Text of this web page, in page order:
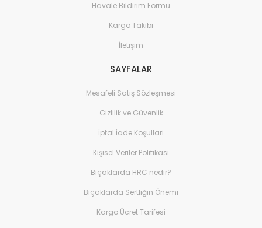
Havale Bildirim Formu
Kargo Takibi
İletişim
SAYFALAR
Mesafeli Satış Sözleşmesi
Gizlilik ve Güvenlik
İptal İade Koşullari
Kişisel Veriler Politikası
Bıçaklarda HRC nedir?
Bıçaklarda Sertliğin Önemi
Kargo Ücret Tarifesi